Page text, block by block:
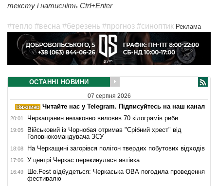
тексту і натисніть Ctrl+Enter
#тепло #весна #березень #прогноз #синоптик Реклама
ОСТАННІ НОВИНИ
07 серпня 2026
Читайте нас у Telegram. Підписуйтесь на наш канал
20:01 Черкащанин незаконно виловив 70 кілограмів риби
19:05
Військовий із Чорнобая отримав "Срібний хрест" від
Головнокомандувача ЗСУ
18:08 На Черкащині загорівся полігон твердих побутових відходів
17:06 У центрі Черкас перекинулася автівка
16:49
Ше.Fest відбудеться: Черкаська ОВА погодила проведення
фестивалю